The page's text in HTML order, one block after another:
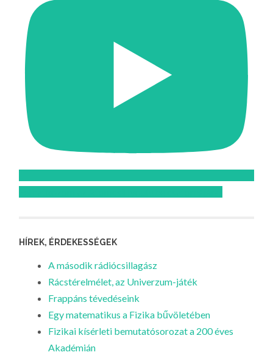
HÍREK, ÉRDEKESSÉGEK
A második rádiócsillagász
Rácstérelmélet, az Univerzum-játék
Frappáns tévedéseink
Egy matematikus a Fizika bűvöletében
Fizikai kísérleti bemutatósorozat a 200 éves
Akadémián